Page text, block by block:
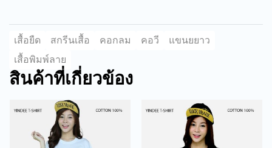
เสื้อยืด สกรีนเสื้อ คอกลม คอวี
แขนยยาว
เสื้อพิมพ์ลาย
สินค้าที่เกี่ยวข้อง